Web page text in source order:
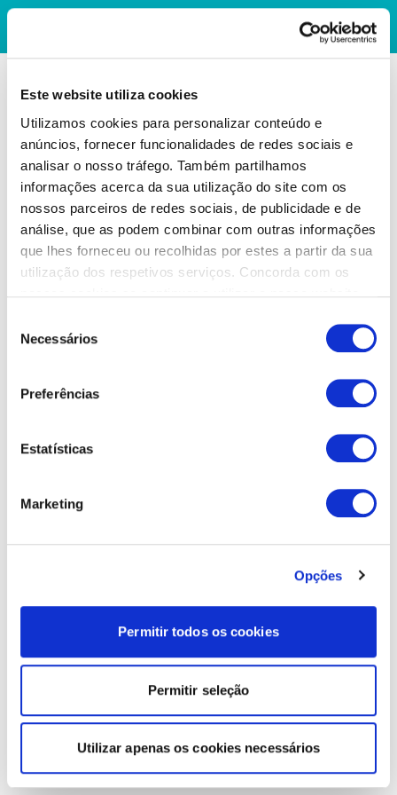
Este website utiliza cookies
Utilizamos cookies para personalizar conteúdo e
anúncios, fornecer funcionalidades de redes sociais e
analisar o nosso tráfego. Também partilhamos
informações acerca da sua utilização do site com os
nossos parceiros de redes sociais, de publicidade e de
análise, que as podem combinar com outras informações
que lhes forneceu ou recolhidas por estes a partir da sua
utilização dos respetivos serviços. Concorda com os
Necessários
Preferências
Estatísticas
Marketing
Opções
Permitir todos os cookies
Permitir seleção
Utilizar apenas os cookies necessários